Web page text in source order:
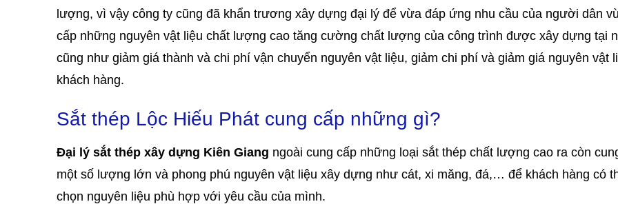
lượng, vì vậy công ty cũng đã khẩn trương xây dựng đại lý để vừa đáp ứng nhu cầu của người dân
cấp những nguyên vật liệu chất lượng cao tăng cường chất lượng của công trình được xây dựng tại
cũng như giảm giá thành và chi phí vận chuyển nguyên vật liệu, giảm chi phí và giảm giá nguyên vật
khách hàng.
Sắt thép Lộc Hiếu Phát cung cấp những gì?
Đại lý sắt thép xây dựng Kiên Giang ngoài cung cấp những loại sắt thép chất lượng cao ra còn
một số lượng lớn và phong phú nguyên vật liệu xây dựng như cát, xi măng, đá,… để khách hàng có
chọn nguyên liệu phù hợp với yêu cầu của mình.